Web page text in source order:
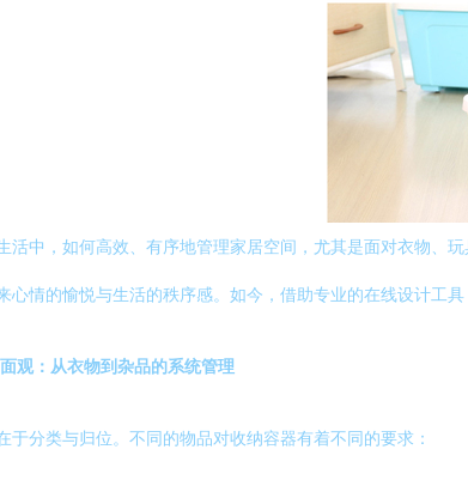
活中，如何高效、有序地管理家居空间，尤其是面对衣物、
心情的愉悦与生活的秩序感。如今，借助专业的在线设计工
观：从衣物到杂品的系统管理
于分类与归位。不同的物品对收纳容器有着不同的要求：